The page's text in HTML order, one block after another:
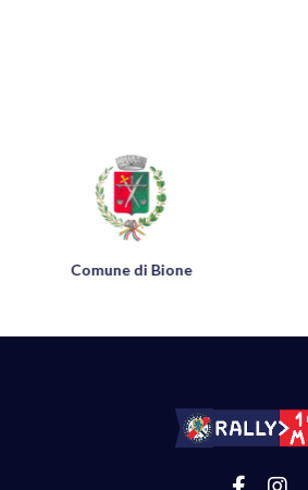
Comune di Bione